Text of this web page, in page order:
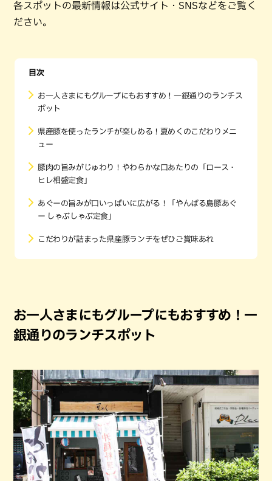
各スポットの最新情報は公式サイト・SNSなどをご覧く
ださい。
目次
お一人さまにもグループにもおすすめ！一銀通りのランチス
ポット
県産豚を使ったランチが楽しめる！夏めくのこだわりメニ
ュー
豚肉の旨みがじゅわり！やわらかな口あたりの「ロース・
ヒレ相盛定食」
あぐーの旨みが口いっぱいに広がる！「やんばる島豚あぐ
ー しゃぶしゃぶ定食」
こだわりが詰まった県産豚ランチをぜひご賞味あれ
お一人さまにもグループにもおすすめ！一
銀通りのランチスポット